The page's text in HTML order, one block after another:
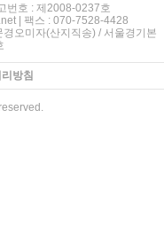
번호 : 제2008-0237호
| 팩스 : 070-7528-4428
오미자(산지직송) / 서울경기본
방침